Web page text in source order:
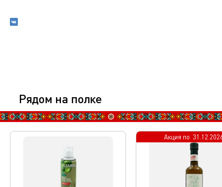
Рядом на полке
Акция по